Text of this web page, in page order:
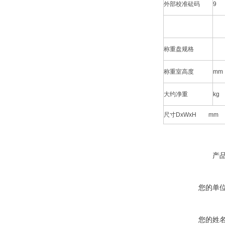
外部校准砝码 9
称重盘规格
称重室高度 mm
大约净重 kg
尺寸DxWxH mm
产
您的单
您的姓